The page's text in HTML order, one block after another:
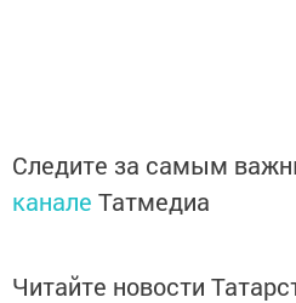
Следите за самым
канале Татмедиа
Читайте новости